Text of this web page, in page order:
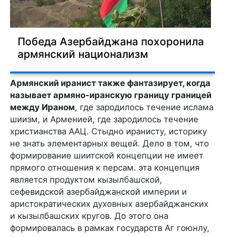
Победа Азербайджана похоронила
армянский национализм
Армянский иранист также фантазирует, когда
называет армяно-иранскую границу границей
между Ираном, где зародилось течение ислама
шиизм, и Арменией, где зародилось течение
христианства ААЦ. Стыдно иранисту, историку
не знать элементарных вещей. Дело в том, что
формирование шиитской концепции не имеет
прямого отношения к персам. эта концепция
является продуктом кызылбашской,
сефевидской азербайджанской империи и
аристократических духовных азербайджанских
и кызылбашских кругов. До этого она
формировалась в рамках государств Аг гоюнлу,